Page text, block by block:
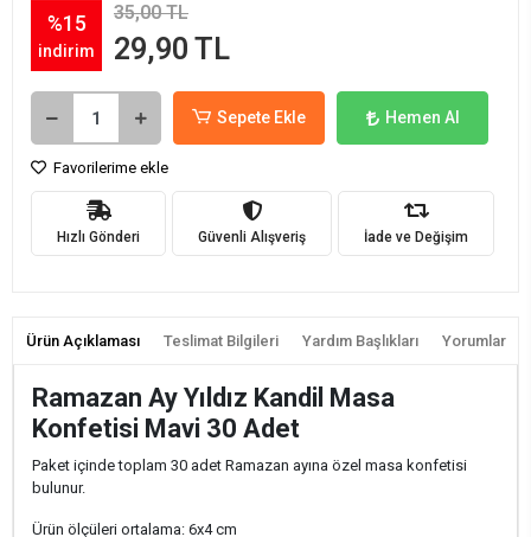
%15
indirim
35,00 TL
29,90 TL
Sepete Ekle Hemen Al
Favorilerime ekle
Hızlı Gönderi Güvenli Alışveriş İade ve Değişim
Ürün Açıklaması Teslimat Bilgileri Yardım Başlıkları Yorumlar
Ramazan Ay Yıldız Kandil Masa
Konfetisi Mavi 30 Adet
Paket içinde toplam 30 adet Ramazan ayına özel masa konfetisi
bulunur.
Ürün ölçüleri ortalama: 6x4 cm